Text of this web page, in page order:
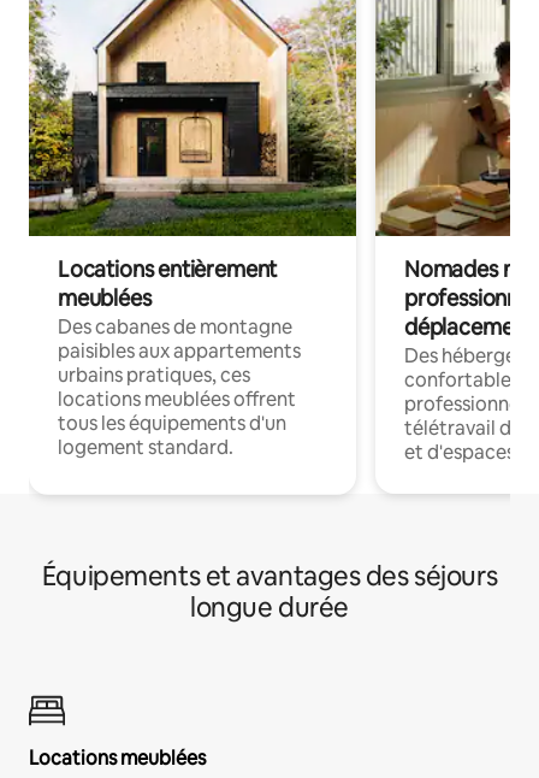
Locations entièrement
meublées
Des cabanes de montagne
paisibles aux appartements
urbains pratiques, ces
locations meublées offrent
tous les équipements d'un
logement standard.
Nomades
déplacement
Des
confortables
professionnels
télétravail
et d'espaces
Équipements et avantages des séjours
longue durée
Locations meublées